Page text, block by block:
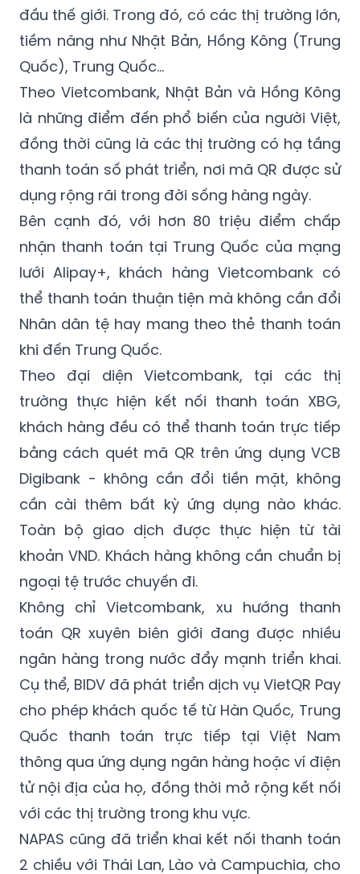
đầu thế giới. Trong đó, có các thị trường lớn,
tiềm năng như Nhật Bản, Hồng Kông (Trung
Quốc), Trung Quốc…
Theo Vietcombank, Nhật Bản và Hồng Kông
là những điểm đến phổ biến của người Việt,
đồng thời cũng là các thị trường có hạ tầng
thanh toán số phát triển, nơi mã QR được sử
dụng rộng rãi trong đời sống hàng ngày.
Bên cạnh đó, với hơn 80 triệu điểm chấp
nhận thanh toán tại Trung Quốc của mạng
lưới Alipay+, khách hàng Vietcombank có
thể thanh toán thuận tiện mà không cần đổi
Nhân dân tệ hay mang theo thẻ thanh toán
khi đến Trung Quốc.
Theo đại diện Vietcombank, tại các thị
trường thực hiện kết nối thanh toán XBG,
khách hàng đều có thể thanh toán trực tiếp
bằng cách quét mã QR trên ứng dụng VCB
Digibank - không cần đổi tiền mặt, không
cần cài thêm bất kỳ ứng dụng nào khác.
Toàn bộ giao dịch được thực hiện từ tài
khoản VND. Khách hàng không cần chuẩn bị
ngoại tệ trước chuyến đi.
Không chỉ Vietcombank, xu hướng thanh
toán QR xuyên biên giới đang được nhiều
ngân hàng trong nước đẩy mạnh triển khai.
Cụ thể, BIDV đã phát triển dịch vụ VietQR Pay
cho phép khách quốc tế từ Hàn Quốc, Trung
Quốc thanh toán trực tiếp tại Việt Nam
thông qua ứng dụng ngân hàng hoặc ví điện
tử nội địa của họ, đồng thời mở rộng kết nối
với các thị trường trong khu vực.
NAPAS cũng đã triển khai kết nối thanh toán
2 chiều với Thái Lan, Lào và Campuchia, cho